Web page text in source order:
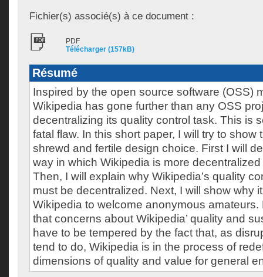
Fichier(s) associé(s) à ce document :
PDF
Télécharger (157kB)
Résumé
Inspired by the open source software (OSS)
Wikipedia has gone further than any OSS
decentralizing its quality control task. This is
fatal flaw. In this short paper, I will try to show
shrewd and fertile design choice. First I will
way in which Wikipedia is more
Then, I will explain why Wikipedia’s quality
must be decentralized. Next, I will show why
Wikipedia to welcome anonymous amateurs.
that concerns about Wikipedia’ quality and
have to be tempered by the fact that, as
tend to do, Wikipedia is in the process of
dimensions of quality and value for general